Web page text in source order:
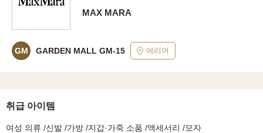
MAX MARA
GM GARDEN MALL GM-15 에리어
취급 아이템
여성 의류 /신발 /가방 /지갑·가죽 소품 /액세서리 /모자